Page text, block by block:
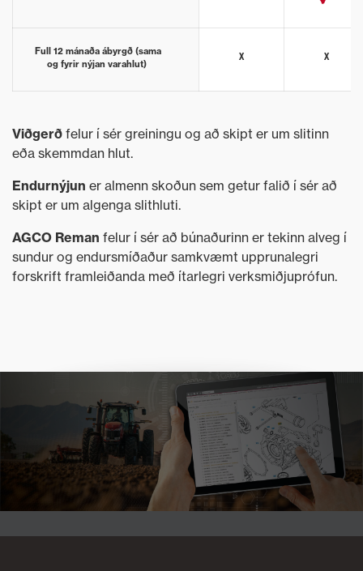
Full 12 mánaða ábyrgð (sama
og fyrir nýjan varahlut)
x x
Viðgerð felur í sér greiningu og að skipt er um slitinn
eða skemmdan hlut.
Endurnýjun er almenn skoðun sem getur falið í sér að
skipt er um algenga slithluti.
AGCO Reman felur í sér að búnaðurinn er tekinn alveg í
sundur og endursmíðaður samkvæmt upprunalegri
forskrift framleiðanda með ítarlegri verksmiðjuprófun.